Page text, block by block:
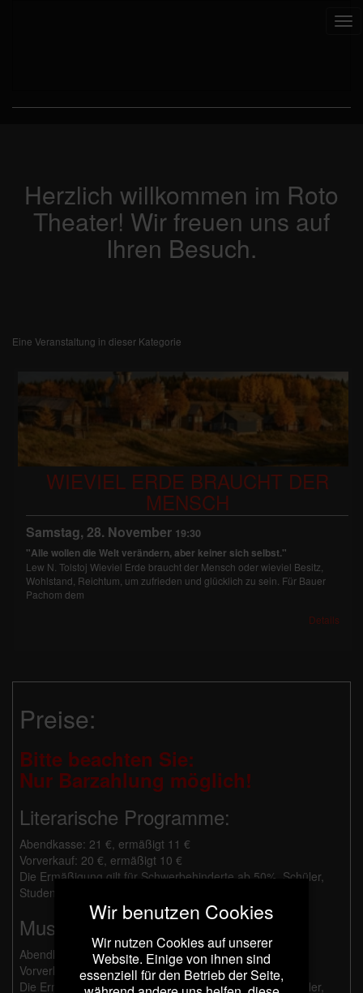
Herzlich willkommen im Roto
Theater! Wir freuen uns auf
Ihren Besuch.
Eine Veranstaltung in dieser Kategorie
WIEVIEL ERDE BRAUCHT DER
MENSCH
Samstag, 28. November 19:30
"Alle wollen die Welt verändern, aber keiner sich selbst."
Lew N. Tolstoj Wieviel Erde braucht der Mensch oder wieviel Besitz,
Wohlstand, Reichtum, um zufrieden und glücklich zu sein. Für Bauer
Pachom dem
Details
Preise:
Bitte beachten Sie:
Nur Barzahlung möglich!
Literarische Programme:
Abendkasse: 21 €, ermäßigt 11 €
Vorverkauf: 20 €, ermäßigt 10 €
Die Ermäßigung gilt für Schwerbehinderte ab 50%, Schüler,
Studenten und Besucher mit Dortmund Pass.
Musikalische Programme:
Abendkasse: 26 €, ermäßigt 14 €
Vorverkauf: 25 €, ermäßigt 13 €
Die Ermäßigung gilt für Schwerbehinderte ab 50%, Schüler,
Wir benutzen Cookies
Wir nutzen Cookies auf unserer
Website. Einige von ihnen sind
essenziell für den Betrieb der Seite,